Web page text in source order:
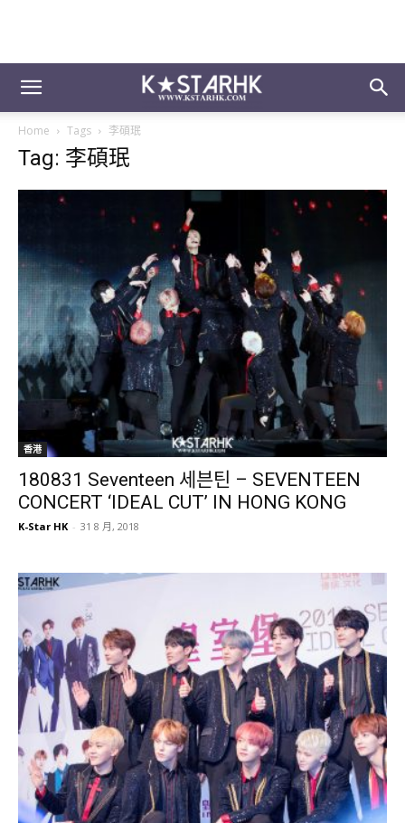
Home Tags 李碩珉
Tag: 李碩珉
香港
180831 Seventeen 세븐틴 – SEVENTEEN
CONCERT ‘IDEAL CUT’ IN HONG KONG
K-Star HK - 31 8 月, 2018